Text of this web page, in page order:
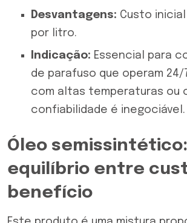
Desvantagens: Custo
por litro.
Indicação: Essencial para
de parafuso que operam 24/
com altas temperaturas ou
confiabilidade é inegociável.
Óleo
equilíbrio entre
benefício